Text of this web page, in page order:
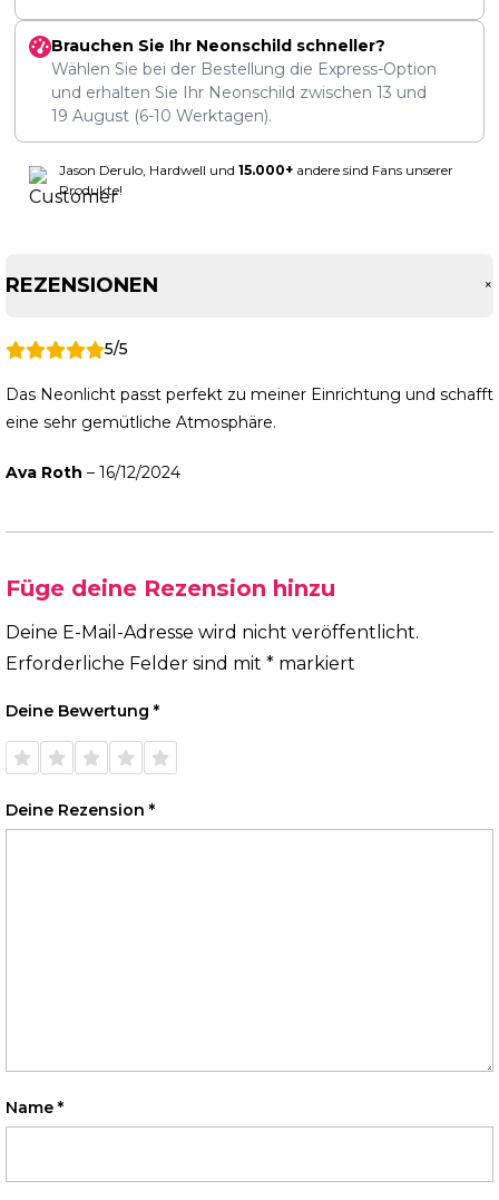
Brauchen Sie Ihr Neonschild schneller?
Wählen Sie bei der Bestellung die Express-Option
und erhalten Sie Ihr Neonschild zwischen 13 und
19 August (6-10 Werktagen).
Jason Derulo, Hardwell und 15.000+ andere sind Fans unserer
Produkte!
REZENSIONEN +
5/5
Das Neonlicht passt perfekt zu meiner Einrichtung und schafft
eine sehr gemütliche Atmosphäre.
Ava Roth – 16/12/2024
Füge deine Rezension hinzu
Deine E-Mail-Adresse wird nicht veröffentlicht.
Erforderliche Felder sind mit * markiert
Deine Bewertung *
1 von
5 Sternen
2 von
5 Sternen
3 von
5 Sternen
4 von
5 Sternen
5 von
5 Sternen
Deine Rezension *
Name *